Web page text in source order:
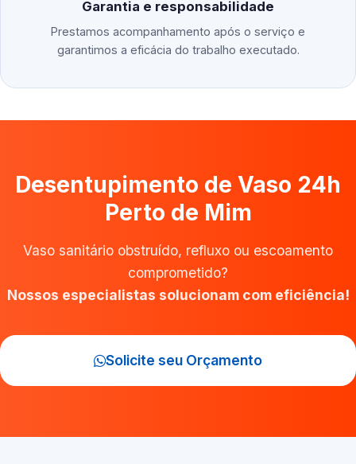
Garantia e responsabilidade
Prestamos acompanhamento após o serviço e
garantimos a eficácia do trabalho executado.
Desentupimento de Vaso 24h
Perto de Mim
Vaso sanitário obstruído, refluxo ou escoamento
comprometido?
Nossos especialistas solucionam com eficiência!
Solicite seu Orçamento